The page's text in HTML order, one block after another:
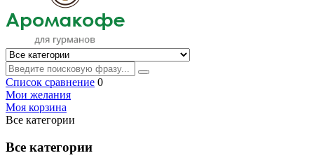
Список сравнение 0
Мои желания
Моя корзина
Все категории
Все категории